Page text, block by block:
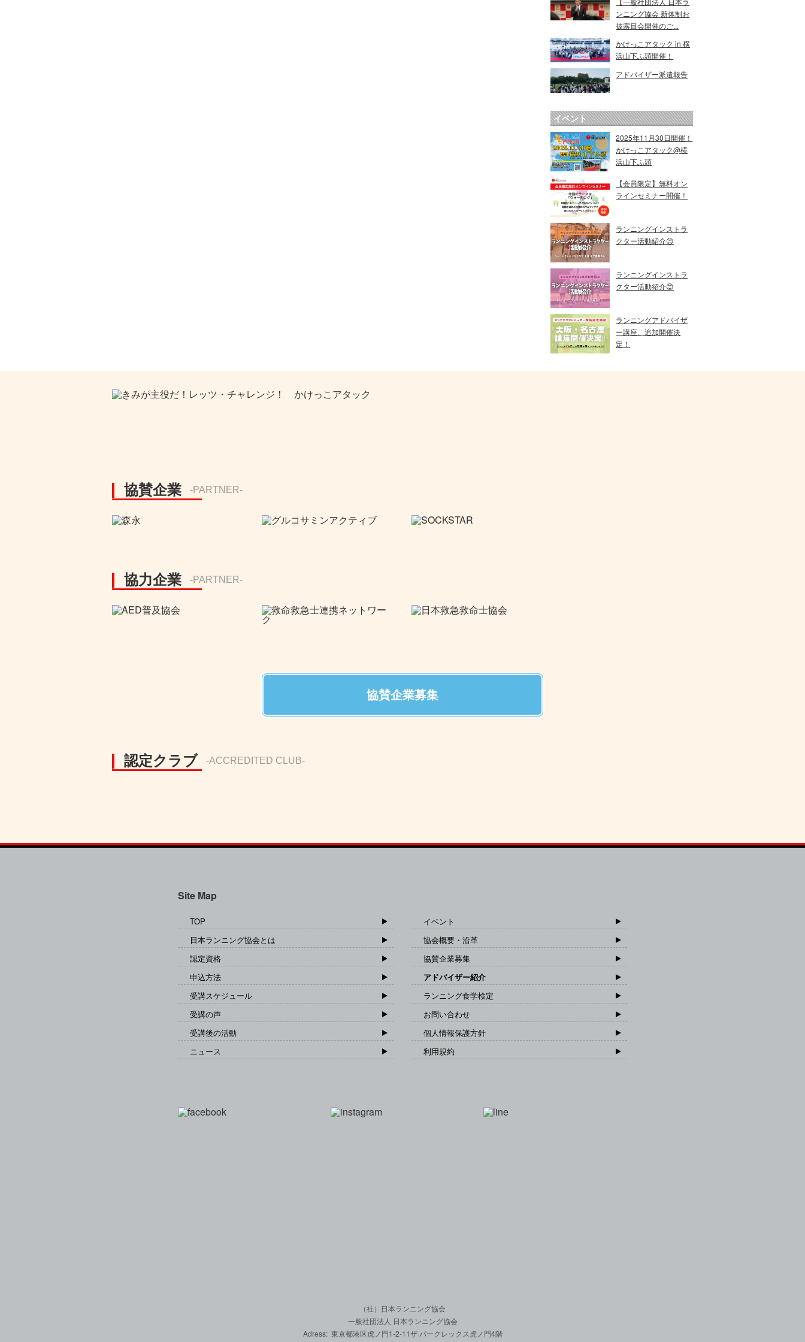
ンニング協会 新体制お
披露目会開催のご...
かけっこアタック in 横
浜山下ふ頭開催！
アドバイザー派遣報告
イベント
2025年11月30日開催！
かけっこアタック@横
浜山下ふ頭
【会員限定】無料オン
ラインセミナー開催！
ランニングインストラ
クター活動紹介😊
ランニングインストラ
クター活動紹介😊
ランニングアドバイザ
ー講座、追加開催決
定！
協賛企業 -PARTNER-
協力企業 -PARTNER-
協賛企業募集
認定クラブ -ACCREDITED CLUB-
Site Map
TOP
日本ランニング協会とは
認定資格
申込方法
受講スケジュール
受講の声
受講後の活動
ニュース
イベント
協会概要・沿革
協賛企業募集
アドバイザー紹介
ランニング食学検定
お問い合わせ
個人情報保護方針
利用規約
（社）日本ランニング協会
一般社団法人 日本ランニング協会
Adress: 東京都港区虎ノ門1-2-11ザ·パークレックス虎ノ門4階